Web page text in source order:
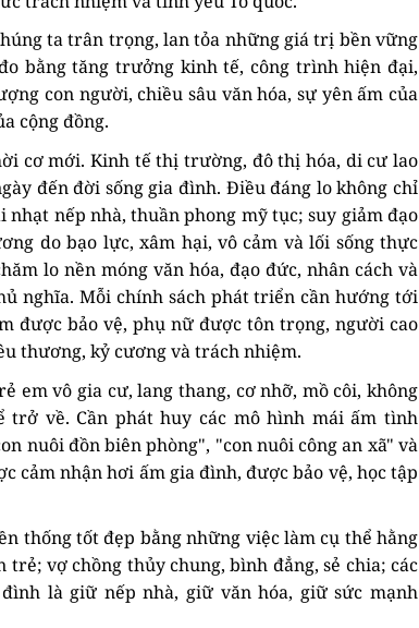
ta trân trọng, lan tỏa những giá trị bền vững
bằng tăng trưởng kinh tế, công trình hiện đại,
con người, chiều sâu văn hóa, sự yên ấm của
cộng đồng.
cơ mới. Kinh tế thị trường, đô thị hóa, di cư lao
đến đời sống gia đình. Điều đáng lo không chỉ
nếp nhà, thuần phong mỹ tục; suy giảm đạo
do bạo lực, xâm hại, vô cảm và lối sống thực
lo nền móng văn hóa, đạo đức, nhân cách và
nghĩa. Mỗi chính sách phát triển cần hướng tới
được bảo vệ, phụ nữ được tôn trọng, người cao
thương, kỷ cương và trách nhiệm.
em vô gia cư, lang thang, cơ nhỡ, mồ côi, không
về. Cần phát huy các mô hình mái ấm tình
nuôi đồn biên phòng", "con nuôi công an xã" và
cảm nhận hơi ấm gia đình, được bảo vệ, học tập
thống tốt đẹp bằng những việc làm cụ thể hằng
vợ chồng thủy chung, bình đẳng, sẻ chia; các
là giữ nếp nhà, giữ văn hóa, giữ sức mạnh